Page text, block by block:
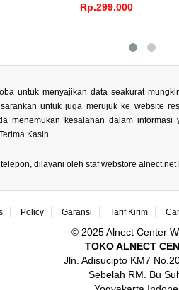
Rp.390.000
untuk menyajikan data seakurat
untuk juga merujuk ke website
menemukan kesalahan dalam
Kasih.
dilayani oleh staf webstore
Policy Garansi Tarif Kirim
© 2025 Alnect Center
TOKO ALNECT
Jln. Adisucipto KM7
Sebelah RM. Bu